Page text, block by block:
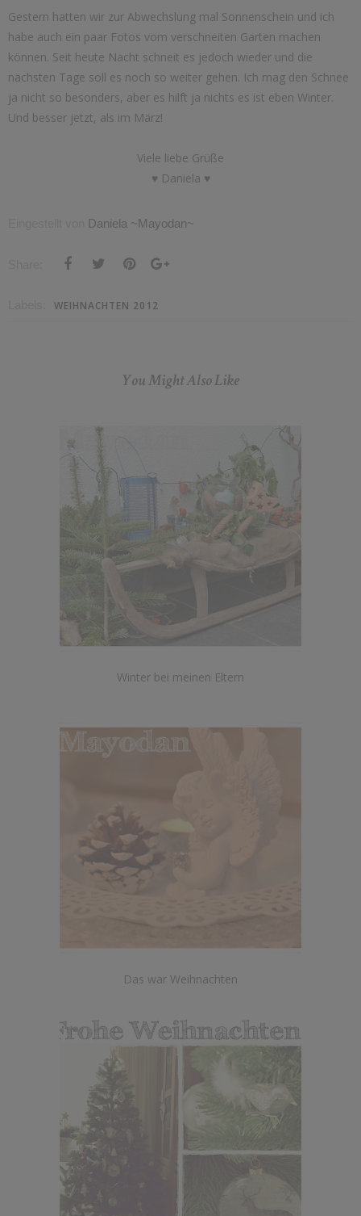
Gestern hatten wir zur Abwechslung mal Sonnenschein und ich
habe auch ein paar Fotos vom verschneiten Garten machen
können. Seit heute Nacht schneit es jedoch wieder und die
nächsten Tage soll es noch so weiter gehen. Ich mag den Schnee
ja nicht so besonders, aber es hilft ja nichts es ist eben Winter.
Und besser jetzt, als im März!
Viele liebe Grüße
♥ Daniela ♥
Daniela ~Mayodan~
WEIHNACHTEN 2012
You Might Also Like
Winter bei meinen Eltern
Das war Weihnachten